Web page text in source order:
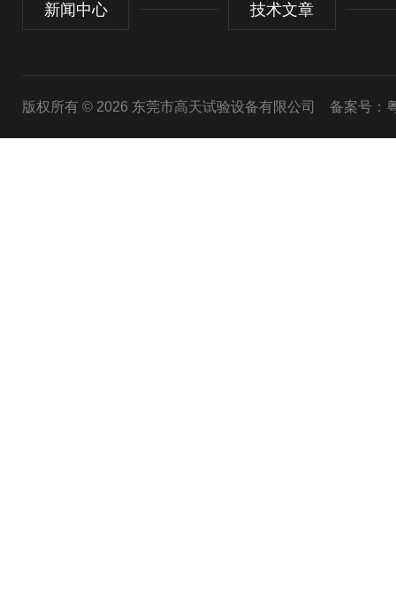
新闻中心 技术文章
版权所有 © 2026 东莞市高天试验设备有限公司 备案号：